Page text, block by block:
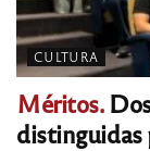
CULTURA
Méritos.
distinguidas